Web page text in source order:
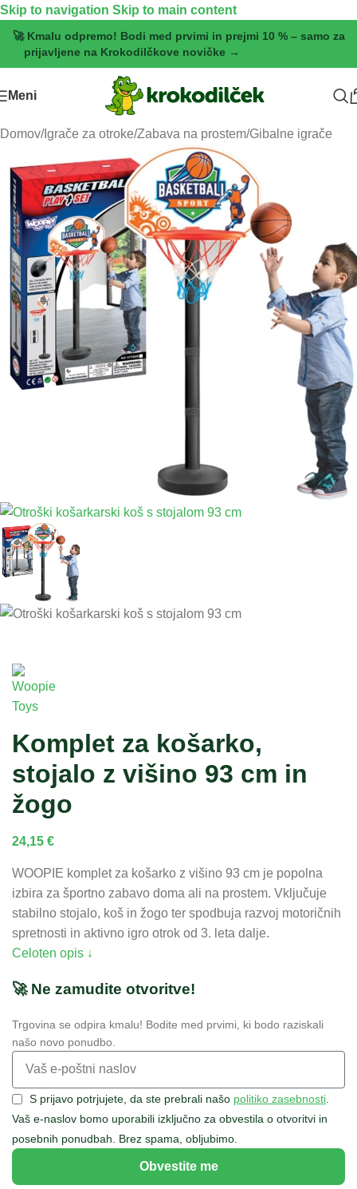
Skip to navigation Skip to main content
🚀 Kmalu odpremo! Bodi med prvimi in prejmi 10 % – samo za
prijavljene na Krokodilčkove novičke →
Meni
Domov/Igrače za otroke/Zabava na prostem/Gibalne igrače
Komplet za košarko,
stojalo z višino 93 cm in
žogo
24,15 €
WOOPIE komplet za košarko z višino 93 cm je popolna
izbira za športno zabavo doma ali na prostem. Vključuje
stabilno stojalo, koš in žogo ter spodbuja razvoj motoričnih
spretnosti in aktivno igro otrok od 3. leta dalje.
Celoten opis ↓
🚀 Ne zamudite otvoritve!
Trgovina se odpira kmalu! Bodite med prvimi, ki bodo raziskali
našo novo ponudbo.
S prijavo potrjujete, da ste prebrali našo politiko zasebnosti
Vaš e-naslov bomo uporabili izključno za obvestila o otvoritvi in
posebnih ponudbah. Brez spama, obljubimo.
Obvestite me